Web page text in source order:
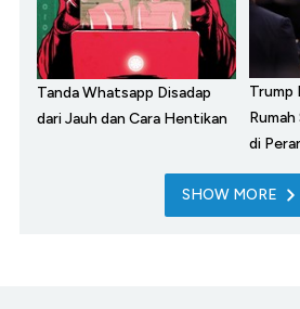
Tanda Whatsapp Disadap
dari Jauh dan Cara Hentikan
Trump
di
SHOW MORE